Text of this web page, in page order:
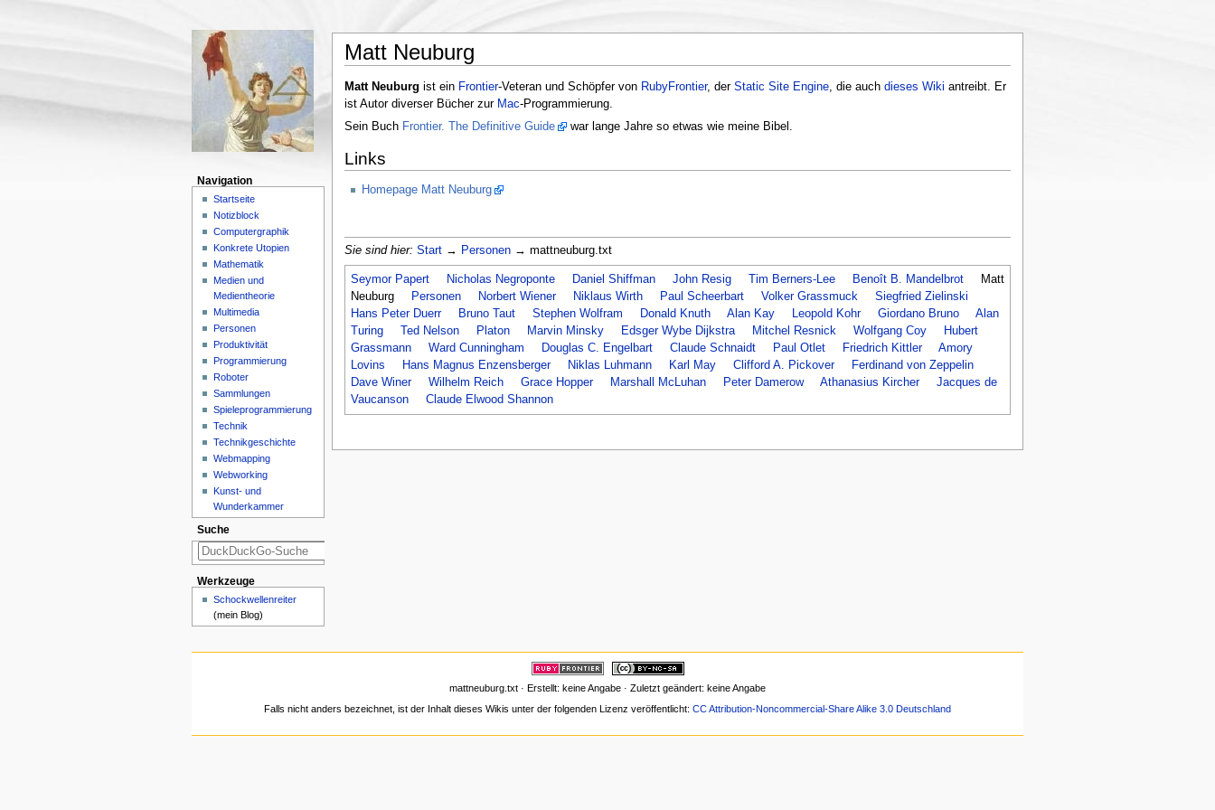
Matt Neuburg
Matt Neuburg ist ein Frontier-Veteran und Schöpfer von RubyFrontier, der Static Site Engine, die auch dieses Wiki antreibt. Er
ist Autor diverser Bücher zur Mac-Programmierung.
Sein Buch Frontier. The Definitive Guide war lange Jahre so etwas wie meine Bibel.
Links
Homepage Matt Neuburg
Sie sind hier: Start→ Personen→ mattneuburg.txt
Seymor Papert Nicholas Negroponte Daniel Shiffman John Resig Tim Berners-Lee Benoît B. Mandelbrot
Matt
Neuburg
Personen Norbert Wiener Niklaus Wirth Paul Scheerbart Volker Grassmuck
Siegfried Zielinski
Hans Peter Duerr
Bruno Taut Stephen Wolfram Donald Knuth Alan Kay Leopold Kohr Giordano Bruno
Alan
Turing
Ted Nelson Platon Marvin Minsky Edsger Wybe Dijkstra Mitchel Resnick Wolfgang Coy
Hubert
Grassmann
Ward Cunningham Douglas C. Engelbart Claude Schnaidt Paul Otlet Friedrich Kittler
Amory
Lovins
Hans Magnus Enzensberger Niklas Luhmann Karl May Clifford A. Pickover
Ferdinand von Zeppelin
Dave Winer
Wilhelm Reich Grace Hopper Marshall McLuhan Peter Damerow Athanasius Kircher
Jacques de
Vaucanson
Claude Elwood Shannon
Navigation
Startseite
Notizblock
Computergraphik
Konkrete Utopien
Mathematik
Medien und
Medientheorie
Multimedia
Personen
Produktivität
Programmierung
Roboter
Sammlungen
Spieleprogrammierung
Technik
Technikgeschichte
Webmapping
Webworking
Kunst- und
Wunderkammer
Suche
Werkzeuge
Schockwellenreiter
(mein Blog)
mattneuburg.txt · Erstellt: keine Angabe · Zuletzt geändert: keine Angabe
Falls nicht anders bezeichnet, ist der Inhalt dieses Wikis unter der folgenden Lizenz veröffentlicht: CC Attribution-Noncommercial-Share Alike 3.0 Deutschland